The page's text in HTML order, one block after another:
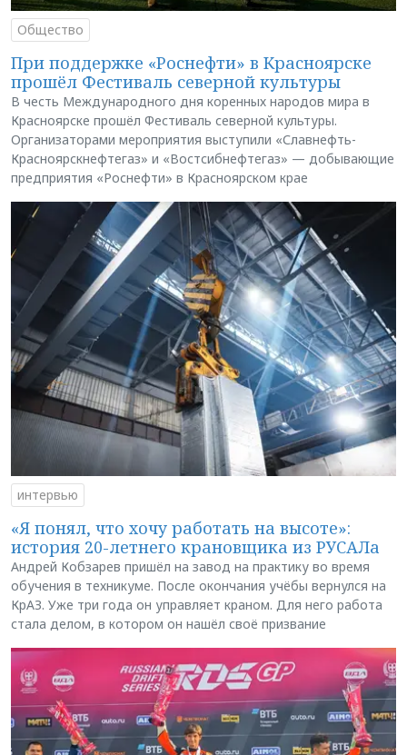
Общество
При поддержке «Роснефти» в Красноярске
прошёл Фестиваль северной культуры
В честь Международного дня коренных народов мира в
Красноярске прошёл Фестиваль северной культуры.
Организаторами мероприятия выступили «Славнефть-
Красноярскнефтегаз» и «Востсибнефтегаз» — добывающие
предприятия «Роснефти» в Красноярском крае
интервью
«Я понял, что хочу работать на высоте»:
история 20-летнего крановщика из РУСАЛа
Андрей Кобзарев пришёл на завод на практику во время
обучения в техникуме. После окончания учёбы вернулся на
КрАЗ. Уже три года он управляет краном. Для него работа
стала делом, в котором он нашёл своё призвание